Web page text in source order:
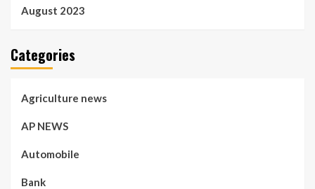
August 2023
Categories
Agriculture news
AP NEWS
Automobile
Bank